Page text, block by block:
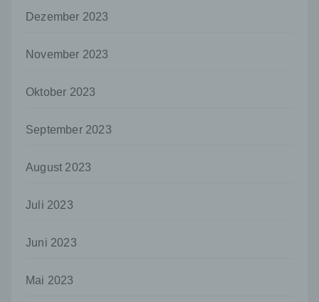
Dezember 2023
November 2023
Oktober 2023
September 2023
August 2023
Juli 2023
Juni 2023
Mai 2023
Maßnahmen unterliegen, die gewährleisten,
natürlichen Person zugewiesen werden.
Verantwortlicher
Verantwortlicher ist die natürliche oder
gemeinsam mit anderen über die Zwecke
personenbezogenen Daten entscheidet.
das Recht der Mitgliedstaaten vorgegeben,
beziehungsweise können die bestimmten
Kriterien seiner Benennung nach dem